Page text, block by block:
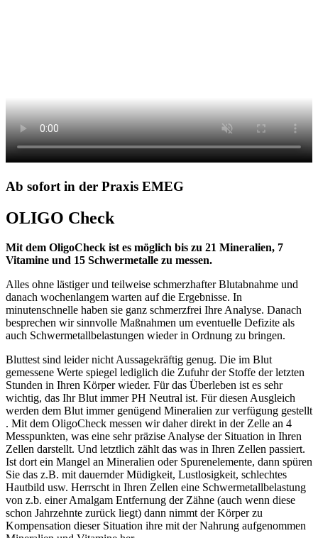
Ab sofort in der Praxis EMEG
OLIGO Check
Mit dem OligoCheck ist es möglich bis zu 21 Mineralien, 7
Vitamine und 15 Schwermetalle zu messen.
Alles ohne lästiger und teilweise schmerzhafter Blutabnahme und
danach wochenlangem warten auf die Ergebnisse. In
minutenschnelle haben sie ganz schmerzfrei Ihre Analyse. Danach
besprechen wir sinnvolle Maßnahmen um eventuelle Defizite als
auch Schwermetallbelastungen wieder in Ordnung zu bringen.
Bluttest sind leider nicht Aussagekräftig genug. Die im Blut
gemessene Werte spiegel lediglich die Zufuhr der Stoffe der letzten
Stunden in Ihren Körper wieder. Für das Überleben ist es sehr
wichtig, das Ihr Blut immer PH Neutral ist. Für diesen Ausgleich
werden dem Blut immer genügend Mineralien zur verfügung gestellt
. Mit dem OligoCheck messen wir daher direkt in der Zelle an 4
Messpunkten, was eine sehr präzise Analyse der Situation in Ihren
Zellen darstellt. Und letztlich zählt das was in Ihren Zellen passiert.
Ist dort ein Mangel an Mineralien oder Spurenelemente, dann spüren
Sie das z.B. mit dauernder Müdigkeit, Lustlosigkeit, schlechtes
Hautbild usw. Herrscht in Ihren Zellen eine Schwermetallbelastung
von z.b. einer Amalgam Entfernung der Zähne (auch wenn diese
schon Jahrzehnte zurück liegt) dann nimmt der Körper zu
Kompensation dieser Situation ihre mit der Nahrung aufgenommen